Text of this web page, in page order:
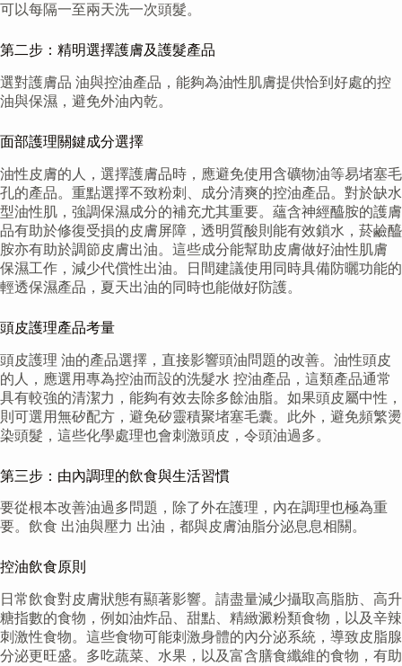
可以每隔一至兩天洗一次頭髮。
第二步：精明選擇護膚及護髮產品
選對護膚品 油與控油產品，能夠為油性肌膚提供恰到好處的控
油與保濕，避免外油內乾。
面部護理關鍵成分選擇
油性皮膚的人，選擇護膚品時，應避免使用含礦物油等易堵塞毛
孔的產品。重點選擇不致粉刺、成分清爽的控油產品。對於缺水
型油性肌，強調保濕成分的補充尤其重要。蘊含神經醯胺的護膚
品有助於修復受損的皮膚屏障，透明質酸則能有效鎖水，菸鹼醯
胺亦有助於調節皮膚出油。這些成分能幫助皮膚做好油性肌膚
保濕工作，減少代償性出油。日間建議使用同時具備防曬功能的
輕透保濕產品，夏天出油的同時也能做好防護。
頭皮護理產品考量
頭皮護理 油的產品選擇，直接影響頭油問題的改善。油性頭皮
的人，應選用專為控油而設的洗髮水 控油產品，這類產品通常
具有較強的清潔力，能夠有效去除多餘油脂。如果頭皮屬中性，
則可選用無矽配方，避免矽靈積聚堵塞毛囊。此外，避免頻繁燙
染頭髮，這些化學處理也會刺激頭皮，令頭油過多。
第三步：由內調理的飲食與生活習慣
要從根本改善油過多問題，除了外在護理，內在調理也極為重
要。飲食 出油與壓力 出油，都與皮膚油脂分泌息息相關。
控油飲食原則
日常飲食對皮膚狀態有顯著影響。請盡量減少攝取高脂肪、高升
糖指數的食物，例如油炸品、甜點、精緻澱粉類食物，以及辛辣
刺激性食物。這些食物可能刺激身體的內分泌系統，導致皮脂腺
分泌更旺盛。多吃蔬菜、水果，以及富含膳食纖維的食物，有助